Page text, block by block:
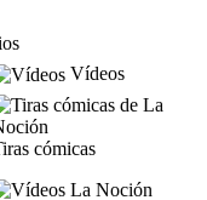
Vídeos
cómicas